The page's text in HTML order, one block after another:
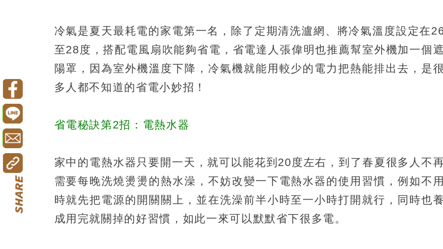
冷氣是夏天最耗電的家電第一名，除了定期清洗瀘網、將冷氣溫度設定在
至28度，搭配電風扇吹能夠省電，省電達人張偉明也推薦幫室外機加一個遮
陽罩，因為室外機溫度下降，冷氣機就能用較少的電力把熱能排出去，是很
多人都不知道的省電小妙招！
省電秘訣第2招：電熱水器
家中的電熱水器只要開一天，就可以能花到20度左右，到了春夏很多人不再
需要每晚洗燒燙燙的熱水澡，不妨改變一下電熱水器的使用習慣，例如不用
時就先把電源的開關關上，並在洗澡前半小時至一小時打開就行，同時也養
成用完就關掉的好習慣，如此一來可以默默省下很多電。